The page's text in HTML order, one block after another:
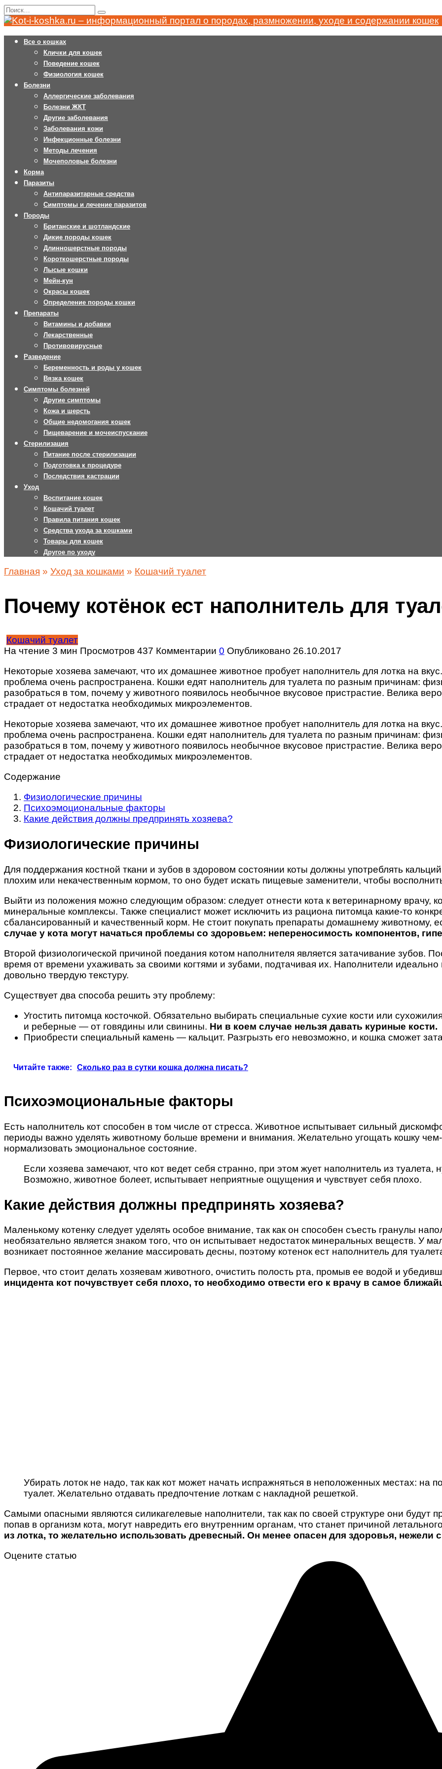
Перейти
к
Search
for:
Все о кошках
Клички для кошек
Поведение кошек
Физиология кошек
Болезни
Аллергические заболевания
Болезни ЖКТ
Другие заболевания
Заболевания кожи
Инфекционные болезни
Методы лечения
Мочеполовые болезни
Корма
Паразиты
Антипаразитарные средства
Симптомы и лечение паразитов
Породы
Британские и шотландские
Дикие породы кошек
Длинношерстные породы
Короткошерстные породы
Лысые кошки
Мейн-кун
Окрасы кошек
Определение породы кошки
Препараты
Витамины и добавки
Лекарственные
Противовирусные
Разведение
Беременность и роды у кошек
Вязка кошек
Симптомы болезней
Другие симптомы
Кожа и шерсть
Общие недомогания кошек
Пищеварение и мочеиспускание
Стерилизация
Питание после стерилизации
Подготовка к процедуре
Последствия кастрации
Уход
Воспитание кошек
Кошачий туалет
Правила питания кошек
Средства ухода за кошками
Товары для кошек
Другое по уходу
Главная » Уход за кошками » Кошачий туалет
Почему котёнок ест наполнитель для
Кошачий туалет
На чтение 3 мин Просмотров 437 Комментарии 0 Опубликовано 26.10.2017
Некоторые хозяева замечают, что их домашнее животное пробует наполнитель для лотка на
проблема очень распространена. Кошки едят наполнитель для туалета по разным причинам:
разобраться в том, почему у животного появилось необычное вкусовое пристрастие. Велика
страдает от недостатка необходимых микроэлементов.
Некоторые хозяева замечают, что их домашнее животное пробует наполнитель для лотка на
проблема очень распространена. Кошки едят наполнитель для туалета по разным причинам:
разобраться в том, почему у животного появилось необычное вкусовое пристрастие. Велика
страдает от недостатка необходимых микроэлементов.
Содержание
Физиологические причины
Психоэмоциональные факторы
Какие действия должны предпринять хозяева?
Физиологические причины
Для поддержания костной ткани и зубов в здоровом состоянии коты должны употреблять
плохим или некачественным кормом, то оно будет искать пищевые заменители, чтобы
Выйти из положения можно следующим образом: следует отнести кота к ветеринарному врачу,
минеральные комплексы. Также специалист может исключить из рациона питомца какие-то
сбалансированный и качественный корм. Не стоит покупать препараты домашнему животному,
случае у кота могут начаться проблемы со здоровьем: непереносимость компонентов,
Второй физиологической причиной поедания котом наполнителя является затачивание зубов.
время от времени ухаживать за своими когтями и зубами, подтачивая их. Наполнители идеально
довольно твердую текстуру.
Существует два способа решить эту проблему:
Угостить питомца косточкой. Обязательно выбирать специальные сухие кости или
и реберные — от говядины или свинины. Ни в коем случае нельзя давать куриные кости.
Приобрести специальный камень — кальцит. Разгрызть его невозможно, и кошка сможет
Читайте также: Сколько раз в сутки кошка должна писать?
Психоэмоциональные факторы
Есть наполнитель кот способен в том числе от стресса. Животное испытывает сильный
периоды важно уделять животному больше времени и внимания. Желательно угощать кошку
нормализовать эмоциональное состояние.
Если хозяева замечают, что кот ведет себя странно, при этом жует наполнитель из туалета,
Возможно, животное болеет, испытывает неприятные ощущения и чувствует себя плохо.
Какие действия должны предпринять хозяева?
Маленькому котенку следует уделять особое внимание, так как он способен съесть гранулы
необязательно является знаком того, что он испытывает недостаток минеральных веществ. У
возникает постоянное желание массировать десны, поэтому котенок ест наполнитель для
Первое, что стоит делать хозяевам животного, очистить полость рта, промыв ее водой и
инцидента кот почувствует себя плохо, то необходимо отвести его к врачу в самое
Убирать лоток не надо, так как кот может начать испражняться в неположенных местах: на
туалет. Желательно отдавать предпочтение лоткам с накладной решеткой.
Самыми опасными являются силикагелевые наполнители, так как по своей структуре они будут
попав в организм кота, могут навредить его внутренним органам, что станет причиной
из лотка, то желательно использовать древесный. Он менее опасен для здоровья, нежели
Оцените статью